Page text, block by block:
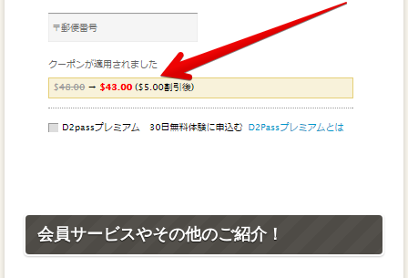
会員サービスやその他のご紹介！